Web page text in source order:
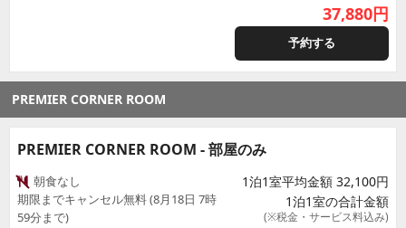
37,880円
予約する
PREMIER CORNER ROOM
PREMIER CORNER ROOM - 部屋のみ
朝食なし
期限までキャンセル無料 (8月18日 7時
59分まで)
1泊1室平均金額 32,100円
1泊1室の合計金額
(※税金・サービス料込み)